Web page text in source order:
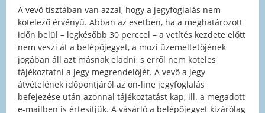
A vevő tisztában van azzal, hogy a jegyfoglalás nem
kötelező érvényű. Abban az esetben, ha a meghatározott
időn belül – legkésőbb 30 perccel – a vetítés kezdete előtt
nem veszi át a belépőjegyet, a mozi üzemeltetőjének
jogában áll azt másnak eladni, s erről nem köteles
tájékoztatni a jegy megrendelőjét. A vevő a jegy
átvételének időpontjáról az on-line jegyfoglalás
befejezése után azonnal tájékoztatást kap, ill. a megadott
e-mailben is értesítjük. A vásárló a belépőjegyet kizárólag